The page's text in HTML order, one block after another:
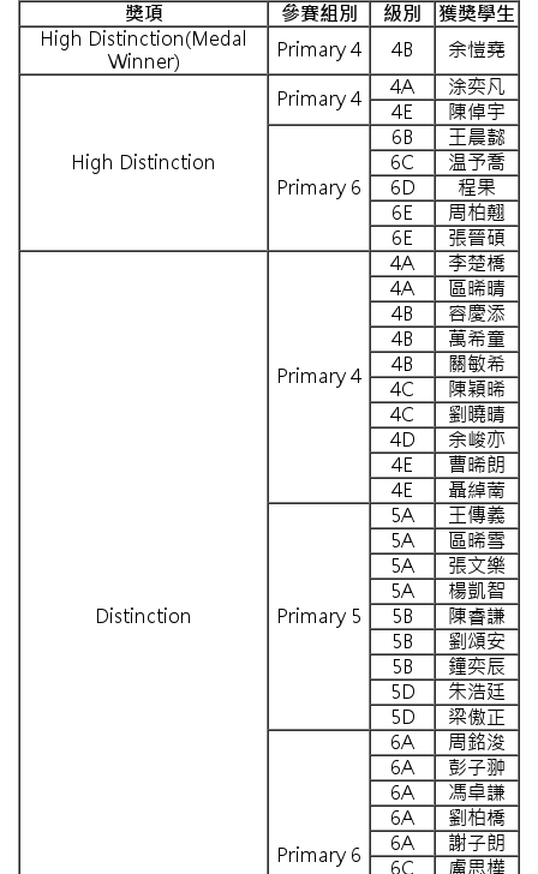
獎項 參賽組別 級別 獲獎學生
High Distinction(Medal
Winner)
Primary 4 4B 余愷堯
High Distinction
Primary 4 4A
涂奕凡
4E
陳倬宇
Primary 6
6B
王晨懿
6C
温予喬
6D
程果
6E
周柏翹
6E
張晉碩
Distinction
Primary 4
4A
李楚橋
4A
區晞晴
4B
容慶添
4B
萬希童
4B
關敏希
4C
陳穎晞
4C
劉曉晴
4D
余峻亦
4E
曹晞朗
4E
聶綽萳
Primary 5
5A
王傳義
5A
區晞雪
5A
張文樂
5A
楊凱智
5B
陳睿謙
5B
劉頌安
5B
鐘奕辰
5D
朱浩廷
5D
梁傲正
Primary 6
6A
周銘浚
6A
彭子翀
6A
馮卓謙
6A
劉柏橋
6A
謝子朗
6C
盧思樺